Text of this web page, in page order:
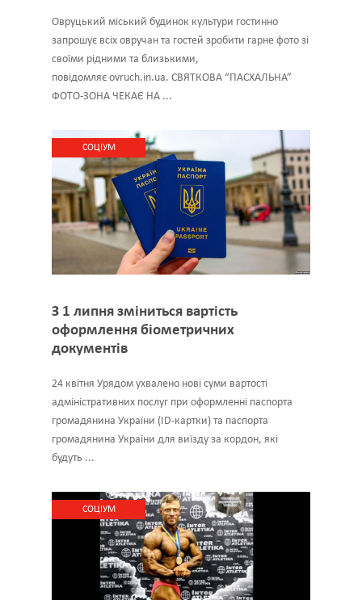
Овруцький міський будинок культури гостинно
запрошує всіх овручан та гостей зробити гарне фото зі
своїми рідними та близькими,
повідомляє ovruch.in.ua. СВЯТКОВА “ПАСХАЛЬНА”
ФОТО-ЗОНА ЧЕКАЄ НА ...
CОЦІУМ
З 1 липня зміниться вартість
оформлення біометричних
документів
24 квітня Урядом ухвалено нові суми вартості
адміністративних послуг при оформленні паспорта
громадянина України (ID-картки) та паспорта
громадянина України для виїзду за кордон, які
будуть ...
CОЦІУМ